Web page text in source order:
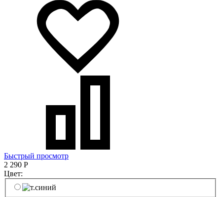
Быстрый просмотр
2 290 Р
Цвет: